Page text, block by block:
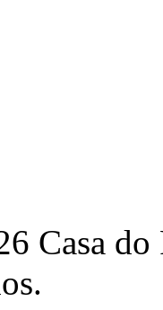
Casa do